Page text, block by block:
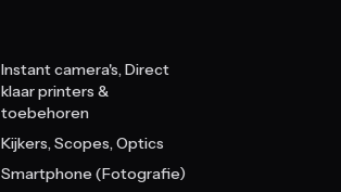
Instant camera's, Direct
klaar printers &
toebehoren
Kijkers, Scopes, Optics
Smartphone (Fotografie)